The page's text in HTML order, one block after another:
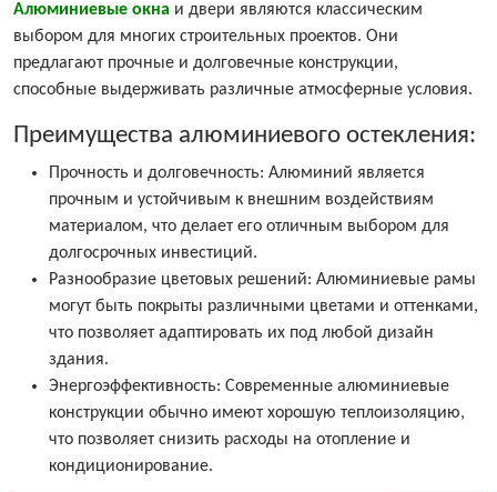
Алюминиевые окна и двери являются классическим
выбором для многих строительных проектов. Они
предлагают прочные и долговечные конструкции,
способные выдерживать различные атмосферные условия.
Преимущества алюминиевого остекления:
Прочность и долговечность: Алюминий является
прочным и устойчивым к внешним воздействиям
материалом, что делает его отличным выбором для
долгосрочных инвестиций.
Разнообразие цветовых решений: Алюминиевые рамы
могут быть покрыты различными цветами и оттенками,
что позволяет адаптировать их под любой дизайн
здания.
Энергоэффективность: Современные алюминиевые
конструкции обычно имеют хорошую теплоизоляцию,
что позволяет снизить расходы на отопление и
кондиционирование.